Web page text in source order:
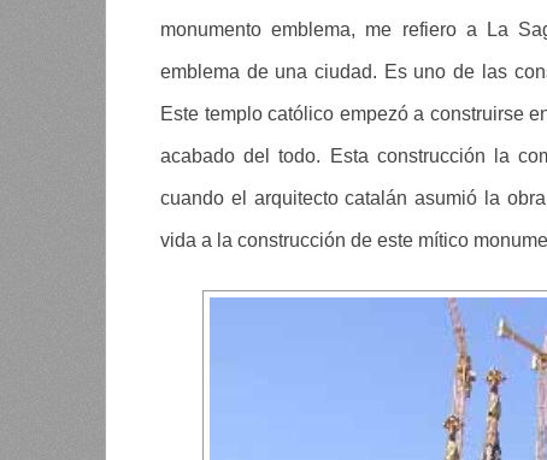
monumento emblema, me refiero a La
emblema de una ciudad. Es uno de las
Este templo católico empezó a construirse
acabado del todo. Esta construcción la
cuando el arquitecto catalán asumió la
vida a la construcción de este mítico